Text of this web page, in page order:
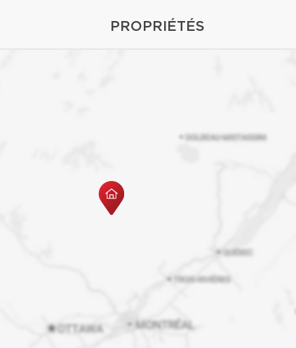
PROPRIÉTÉS